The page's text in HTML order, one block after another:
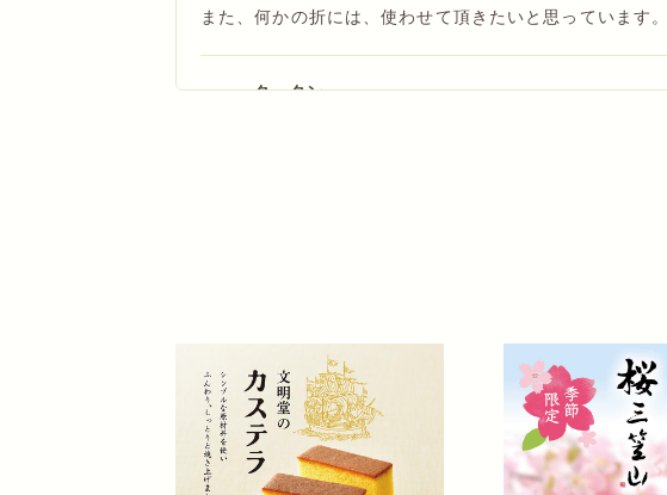
また、何かの折には、使わせて頂きたいと思っています。
タータン
さくらの 限定 カステラについて
この度は さくら🌸の 限定 カステラを 購入させ
で 毎年 この時期になると 購入させて頂いていま
で頂けました 季節限定の カステラは 必ず 毎年